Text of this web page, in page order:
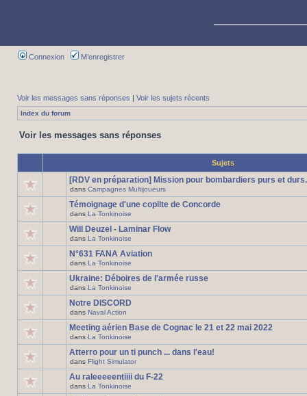
Connexion M’enregistrer
Voir les messages sans réponses | Voir les sujets récents
Index du forum
Voir les messages sans réponses
Sujets
[RDV en préparation] Mission pour bombardiers purs et durs.
dans Campagnes Multijoueurs
Témoignage d'une copilte de Concorde
dans La Tonkinoise
Will Deuzel - Laminar Flow
dans La Tonkinoise
N°631 FANA Aviation
dans La Tonkinoise
Ukraine: Déboires de l'armée russe
dans La Tonkinoise
Notre DISCORD
dans Naval Action
Meeting aérien Base de Cognac le 21 et 22 mai 2022
dans La Tonkinoise
Atterro pour un ti punch ... dans l'eau!
dans Flight Simulator
Au raleeeeentiiii du F-22
dans La Tonkinoise